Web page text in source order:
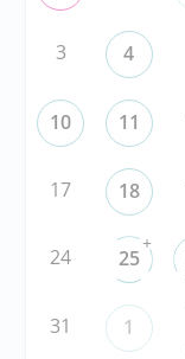
3 4
10 11
17 18
24 25
+
31 1